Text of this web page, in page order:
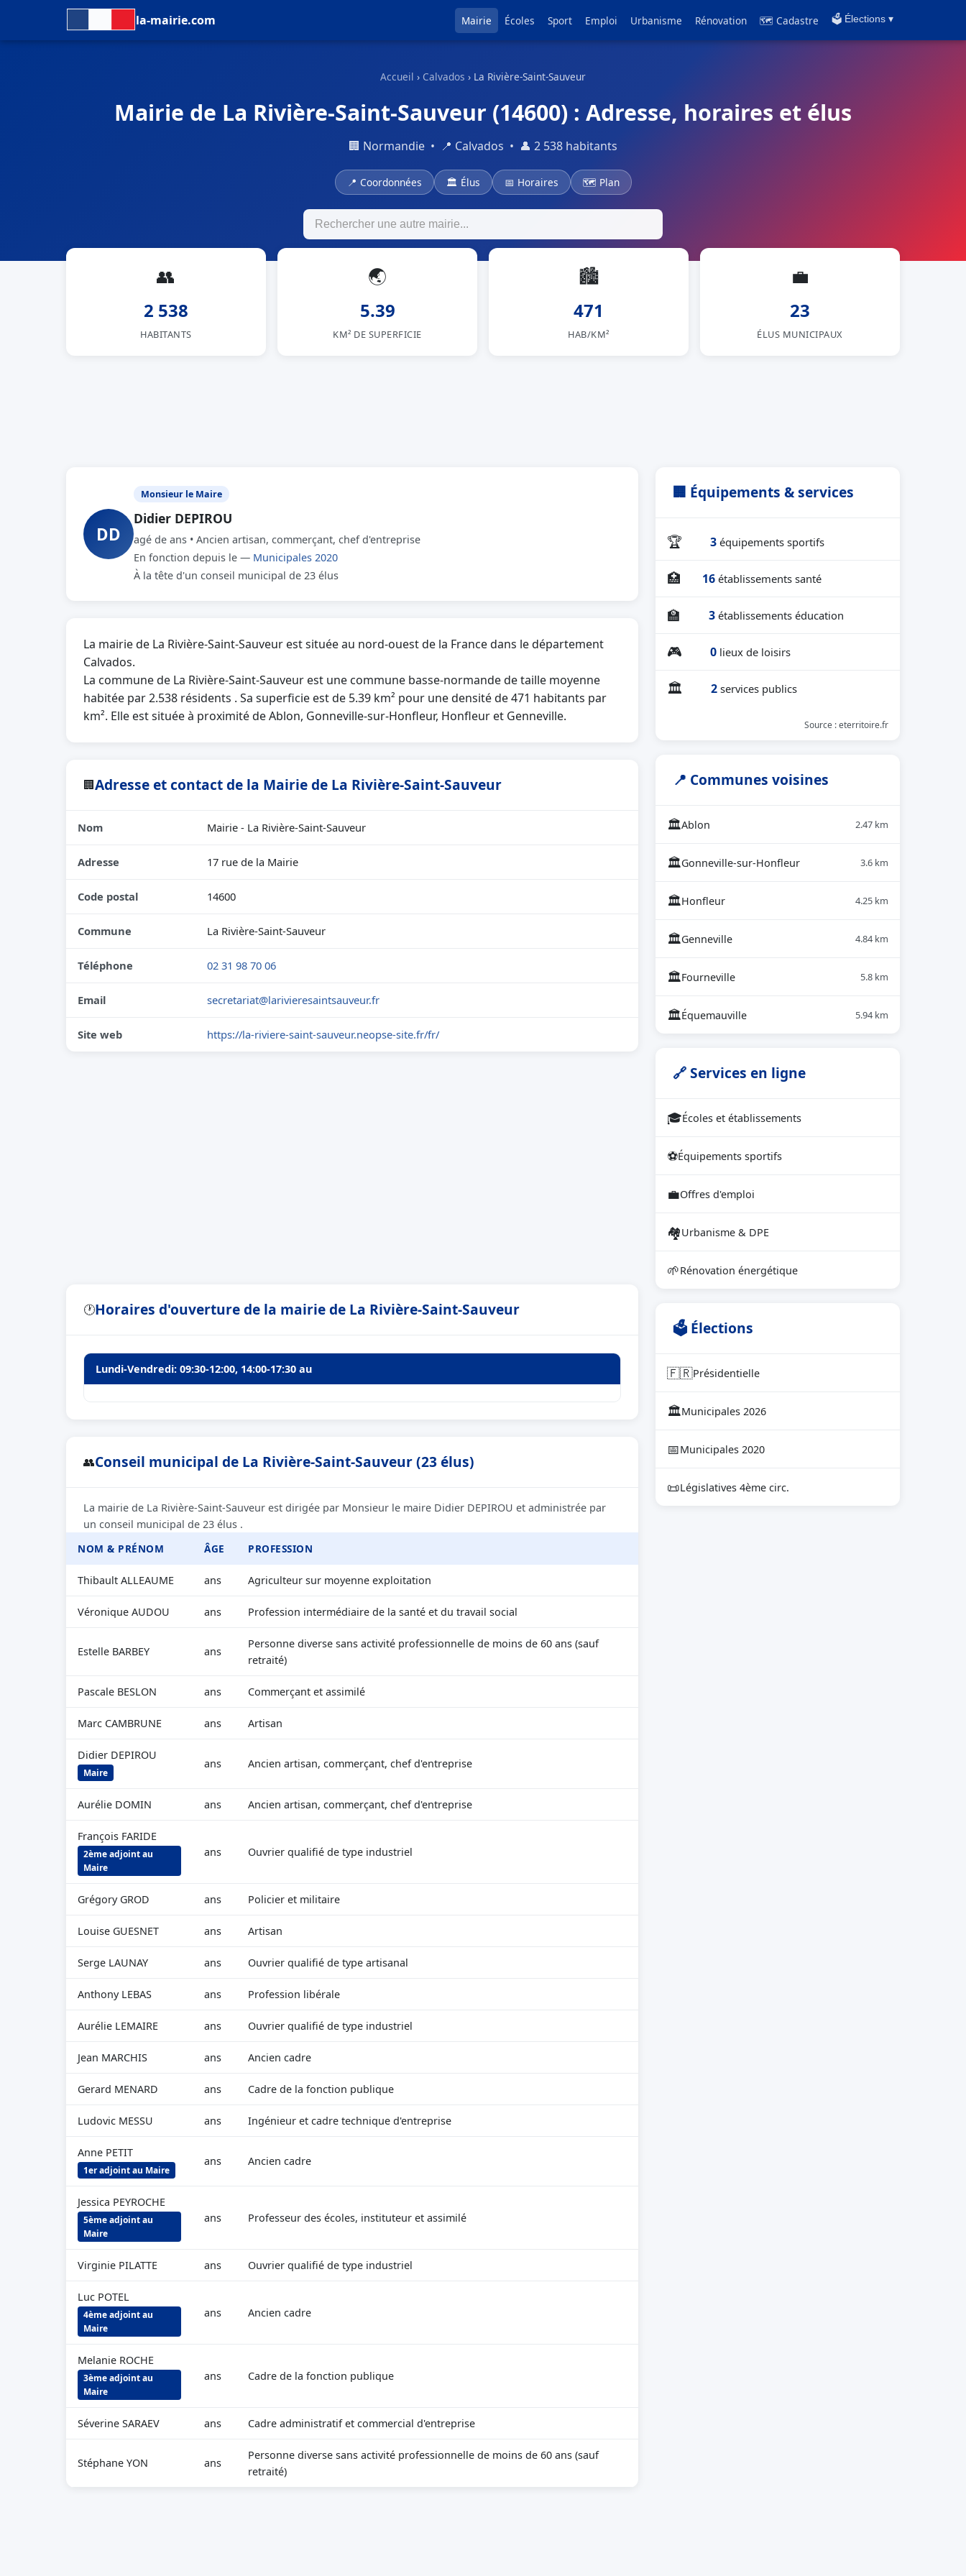
la-mairie.com Mairie Écoles Sport Emploi Urbanisme Rénovation 🗺 Cadastre 🗳️ Élections ▾
Accueil › Calvados › La Rivière-Saint-Sauveur
Mairie de La Rivière-Saint-Sauveur (14600) : Adresse, horaires et élus
🏢 Normandie • 📍 Calvados • 👤 2 538 habitants
📍 Coordonnées 🏛 Élus 📅 Horaires 🗺 Plan
👥
2 538
HABITANTS
🌏
5.39
KM² DE SUPERFICIE
🏙
471
HAB/KM²
💼
23
ÉLUS MUNICIPAUX
DD
Monsieur le Maire
Didier DEPIROU
agé de ans • Ancien artisan, commerçant, chef d'entreprise
En fonction depuis le — Municipales 2020
À la tête d'un conseil municipal de 23 élus
La mairie de La Rivière-Saint-Sauveur est située au nord-ouest de la France dans le département
Calvados.
La commune de La Rivière-Saint-Sauveur est une commune basse-normande de taille moyenne
habitée par 2.538 résidents . Sa superficie est de 5.39 km² pour une densité de 471 habitants par
km². Elle est située à proximité de Ablon, Gonneville-sur-Honfleur, Honfleur et Genneville.
🏢Adresse et contact de la Mairie de La Rivière-Saint-Sauveur
Nom Mairie - La Rivière-Saint-Sauveur
Adresse 17 rue de la Mairie
Code postal 14600
Commune La Rivière-Saint-Sauveur
Téléphone 02 31 98 70 06
Email secretariat@larivieresaintsauveur.fr
Site web https://la-riviere-saint-sauveur.neopse-site.fr/fr/
🕐Horaires d'ouverture de la mairie de La Rivière-Saint-Sauveur
Lundi-Vendredi: 09:30-12:00, 14:00-17:30 au
👥Conseil municipal de La Rivière-Saint-Sauveur (23 élus)
La mairie de La Rivière-Saint-Sauveur est dirigée par Monsieur le maire Didier DEPIROU et administrée par
un conseil municipal de 23 élus .
NOM & PRÉNOM
ÂGE PROFESSION
Thibault ALLEAUME ans Agriculteur sur moyenne exploitation
Véronique AUDOU ans Profession intermédiaire de la santé et du travail social
Estelle BARBEY ans
Personne diverse sans activité professionnelle de moins de 60 ans (sauf
retraité)
Pascale BESLON ans Commerçant et assimilé
Marc CAMBRUNE ans Artisan
Didier DEPIROU
Maire
ans Ancien artisan, commerçant, chef d'entreprise
Aurélie DOMIN ans Ancien artisan, commerçant, chef d'entreprise
François FARIDE
2ème adjoint au
Maire
ans Ouvrier qualifié de type industriel
Grégory GROD ans Policier et militaire
Louise GUESNET ans Artisan
Serge LAUNAY ans Ouvrier qualifié de type artisanal
Anthony LEBAS ans Profession libérale
Aurélie LEMAIRE ans Ouvrier qualifié de type industriel
Jean MARCHIS ans Ancien cadre
Gerard MENARD ans Cadre de la fonction publique
Ludovic MESSU ans Ingénieur et cadre technique d'entreprise
Anne PETIT
1er adjoint au Maire
ans Ancien cadre
Jessica PEYROCHE
5ème adjoint au
Maire
ans Professeur des écoles, instituteur et assimilé
Virginie PILATTE ans Ouvrier qualifié de type industriel
Luc POTEL
4ème adjoint au
Maire
ans Ancien cadre
Melanie ROCHE
3ème adjoint au
Maire
ans Cadre de la fonction publique
Séverine SARAEV ans Cadre administratif et commercial d'entreprise
Stéphane YON ans
Personne diverse sans activité professionnelle de moins de 60 ans (sauf
retraité)
🏢 Équipements & services
🏆 3 équipements sportifs
🏥 16 établissements santé
🏫 3 établissements éducation
🎮 0 lieux de loisirs
🏛 2 services publics
Source : eterritoire.fr
📍 Communes voisines
🏛Ablon 2.47 km
🏛Gonneville-sur-Honfleur 3.6 km
🏛Honfleur 4.25 km
🏛Genneville 4.84 km
🏛Fourneville 5.8 km
🏛Équemauville 5.94 km
🔗 Services en ligne
🎓Écoles et établissements
⚽Équipements sportifs
💼Offres d'emploi
🏘Urbanisme & DPE
🌱Rénovation énergétique
🗳 Élections
🇫🇷Présidentielle
🏛Municipales 2026
📅Municipales 2020
📜Législatives 4ème circ.